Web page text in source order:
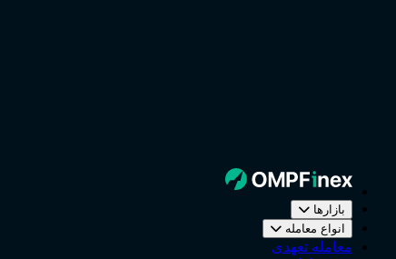
بازارها
انواع معامله
معامله تعهدی